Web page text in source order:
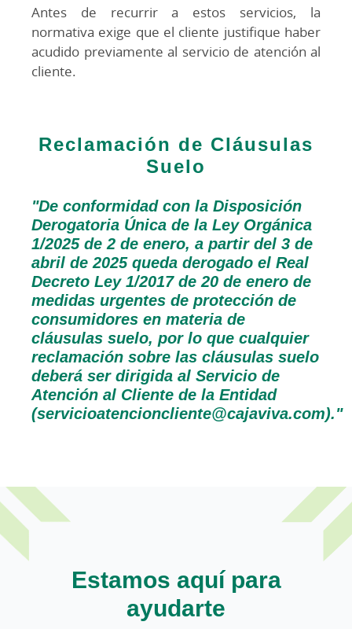
Antes de recurrir a estos servicios, la
normativa exige que el cliente justifique haber
acudido previamente al servicio de atención al
cliente.
Reclamación de Cláusulas
Suelo
"De conformidad con la Disposición
Derogatoria Única de la Ley Orgánica
1/2025 de 2 de enero, a partir del 3 de
abril de 2025 queda derogado el Real
Decreto Ley 1/2017 de 20 de enero de
medidas urgentes de protección de
consumidores en materia de
cláusulas suelo, por lo que cualquier
reclamación sobre las cláusulas suelo
deberá ser dirigida al Servicio de
Atención al Cliente de la Entidad
(servicioatencioncliente@cajaviva.com)."
Estamos aquí para
ayudarte